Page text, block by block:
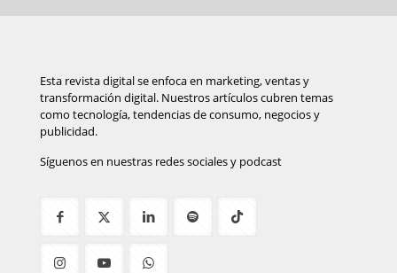
Esta revista digital se enfoca en marketing, ventas y
transformación digital. Nuestros artículos cubren temas
como tecnología, tendencias de consumo, negocios y
publicidad.
Síguenos en nuestras redes sociales y podcast